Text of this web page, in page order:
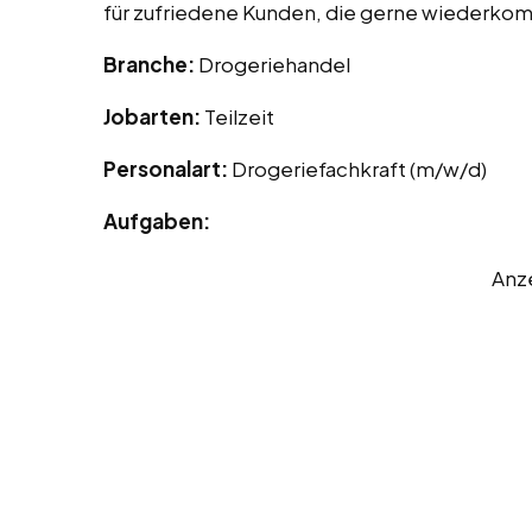
für zufriedene Kunden, die gerne
Branche: Drogeriehandel
Jobarten: Teilzeit
Personalart: Drogeriefachkraft (m/w/d)
Aufgaben: